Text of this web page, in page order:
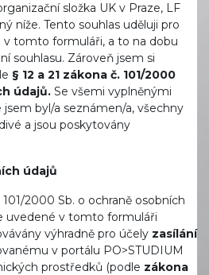
složka UK v Praze, LF
níže. Tento souhlas uděluji pro
v tomto formuláři, a to na dobu
souhlasu. Zároveň jsem si
§ 12 a 21 zákona č. 101/2000
údajů. Se všemi vyplněnými
byl/a seznámen/a, všechny
a jsou poskytovány
údajů
2000 Sb. o ochraně osobních
uvedené v tomto formuláři
výhradně pro účely zasílání
v portálu PO>STUDIUM
prostředků (podle zákona